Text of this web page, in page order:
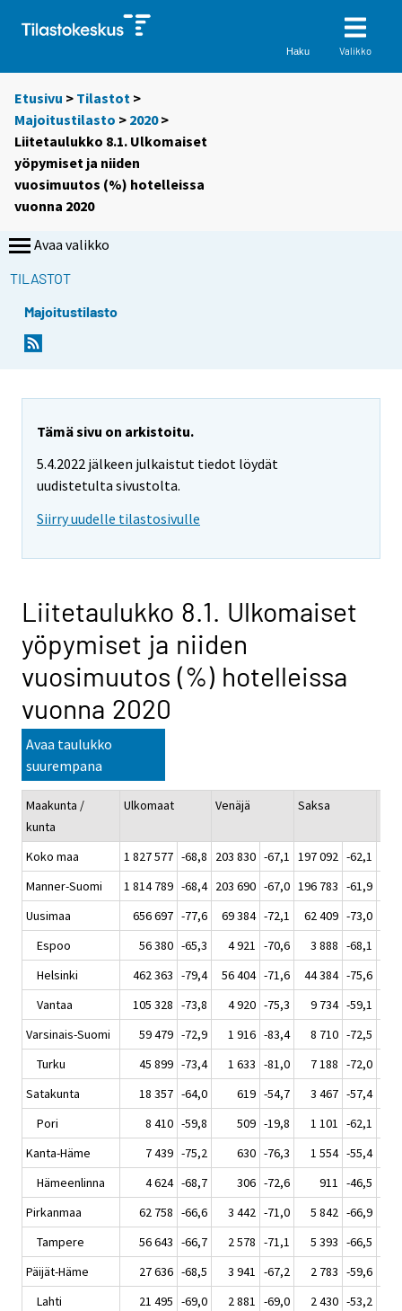
Haku Valikko
Etusivu > Tilastot >
Majoitustilasto > 2020>
Liitetaulukko 8.1. Ulkomaiset
yöpymiset ja niiden
vuosimuutos (%) hotelleissa
vuonna 2020
Avaa valikko
TILASTOT
Majoitustilasto
Tämä sivu on arkistoitu.
5.4.2022 jälkeen julkaistut tiedot löydät
uudistetulta sivustolta.
Siirry uudelle tilastosivulle
Liitetaulukko 8.1. Ulkomaiset
yöpymiset ja niiden
vuosimuutos (%) hotelleissa
vuonna 2020
Avaa taulukko
suurempana
Maakunta /
kunta
Ulkomaat Venäjä Saksa
Koko maa 1 827 577 -68,8 203 830 -67,1 197 092 -62,1
Manner-Suomi
1 814 789 -68,4 203 690 -67,0 196 783 -61,9
Uusimaa
656 697 -77,6 69 384 -72,1 62 409 -73,0
Espoo
56 380 -65,3 4 921 -70,6 3 888 -68,1
Helsinki
462 363 -79,4 56 404 -71,6 44 384 -75,6
Vantaa
105 328 -73,8 4 920 -75,3 9 734 -59,1
Varsinais-Suomi
59 479 -72,9 1 916 -83,4 8 710 -72,5
Turku
45 899 -73,4 1 633 -81,0 7 188 -72,0
Satakunta
18 357 -64,0 619 -54,7 3 467 -57,4
Pori
8 410 -59,8 509 -19,8 1 101 -62,1
Kanta-Häme
7 439 -75,2 630 -76,3 1 554 -55,4
Hämeenlinna
4 624 -68,7 306 -72,6 911 -46,5
Pirkanmaa
62 758 -66,6 3 442 -71,0 5 842 -66,9
Tampere
56 643 -66,7 2 578 -71,1 5 393 -66,5
Päijät-Häme
27 636 -68,5 3 941 -67,2 2 783 -59,6
Lahti
21 495 -69,0 2 881 -69,0 2 430 -53,2